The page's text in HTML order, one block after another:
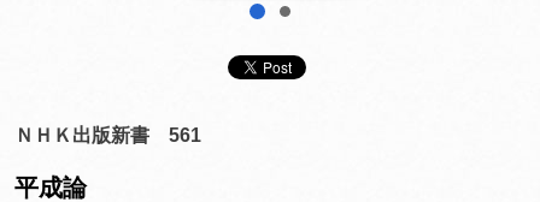
1
ＮＨＫ出版新書 561
平成論